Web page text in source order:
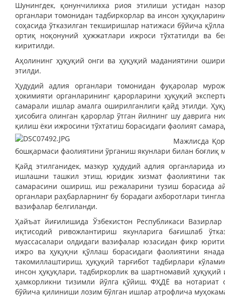
Шунингдек, қонунчиликка риоя этилиши устидан
органлари томонидан тадбиркорлар ва инсон
соҳасида ўтказилган текширишлар натижаси бўйича
ортиқ ноқонуний ҳужжатлари ижроси тўхтатилди ва
киритилди.
Аҳолининг ҳуқуқий онги ва ҳуқуқий маданиятини
этилди.
Ҳудудий адлия органлари томонидан фуқаролар
ҳокимияти органларининг қарорларини ҳуқуқий
самарали ишлар амалга оширилганлиги қайд этилди.
ҳисобига олинган қарорлар ўтган йилнинг шу даврига
қилиш ёки ижросини тўхтатиш борасидаги фаолият
Мажлисда
бошқармаси фаолиятини ўрганиш якунлари билан боғлиқ
Қайд этилганидек, мазкур ҳудудий адлия
ишлашни ташкил этиш, юридик хизмат фаолиятини
самарасини ошириш, иш режаларини тузиш борасида
органлари раҳбарларнинг бу борадаги ахборотлари
вазифалар белгиланди.
Ҳайъат йиғилишида Ўзбекистон Республикаси
иқтисодий ривожлантириш якунларига бағишлаб
муассасалари олдидаги вазифалар юзасидан фикр
ижро ва ҳуқуқни қўллаш борасидаги фаолиятини
такомиллаштириш, ҳуқуқий тарғибот тадбирлари
инсон ҳуқуқлари, тадбиркорлик ва шартномавий
ҳамкорликни тизимли йўлга қўйиш, ФҲДЁ ва
бўйича қилиниши лозим бўлган ишлар атрофлича